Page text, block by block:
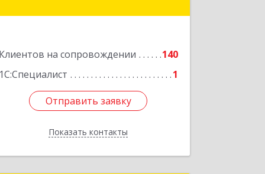
Клиентов на сопровождении
140
1С:Специалист
1
Отправить заявку
Показать контакты
Отправить заявку
Назад